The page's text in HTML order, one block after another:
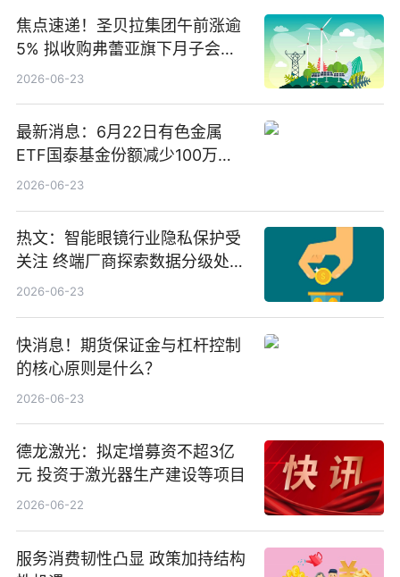
焦点速递！圣贝拉集团午前涨逾
5% 拟收购弗蕾亚旗下月子会所
业务少数股权
2026-06-23
最新消息：6月22日有色金属
ETF国泰基金份额减少100万
份，重仓股紫金矿业、洛阳钼
2026-06-23
热文：智能眼镜行业隐私保护受
关注 终端厂商探索数据分级处理
等方案
2026-06-23
快消息！期货保证金与杠杆控制
的核心原则是什么？
2026-06-23
德龙激光：拟定增募资不超3亿
元 投资于激光器生产建设等项目
2026-06-22
服务消费韧性凸显 政策加持结构